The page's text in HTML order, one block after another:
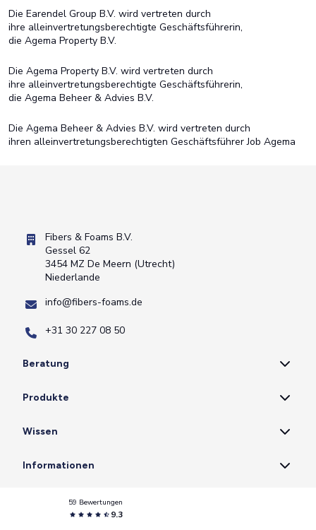
Die Earendel Group B.V. wird vertreten durch
ihre alleinvertretungsberechtigte Geschäftsführerin,
die Agema Property B.V.
Die Agema Property B.V. wird vertreten durch
ihre alleinvertretungsberechtigte Geschäftsführerin,
die Agema Beheer & Advies B.V.
Die Agema Beheer & Advies B.V. wird vertreten durch
ihren alleinvertretungsberechtigten Geschäftsführer Job Agema
Fibers & Foams B.V.
Gessel 62
3454 MZ De Meern (Utrecht)
Niederlande
info@fibers-foams.de
+31 30 227 08 50
Beratung
Produkte
Wissen
Informationen
59 Bewertungen
9.3